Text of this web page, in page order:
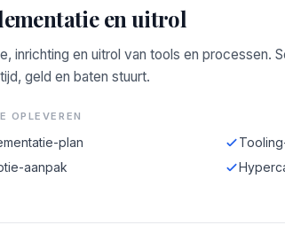
en uitrol
inrichting en uitrol van tools en processen.
geld en baten stuurt.
OPLEVEREN
plan
aanpak